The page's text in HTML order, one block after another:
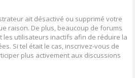
ait désactivé ou supprimé votre
raison. De plus, beaucoup de forums
utilisateurs inactifs afin de réduire la
Si tel était le cas, inscrivez-vous de
plus activement aux discussions